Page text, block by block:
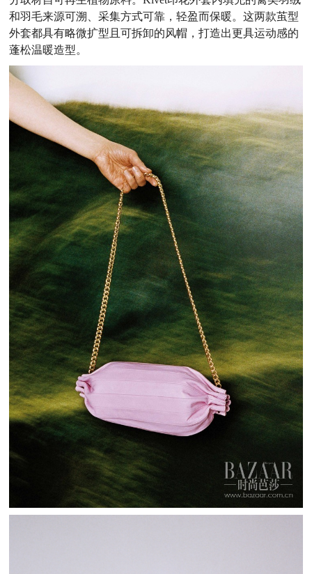
和羽毛来源可溯、采集方式可靠，轻盈而保暖。这两款茧型
外套都具有略微扩型且可拆卸的风帽，打造出更具运动感的
蓬松温暖造型。